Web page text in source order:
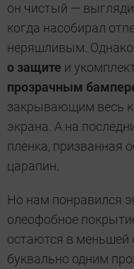
он чистый —
когда насобирал
неряшливым. Однако
о защите и
прозрачным
закрывающим весь
экрана. А на
пленка, призванная
царапин.
Но нам понравился
олеофобное
остаются в меньшей
буквально одним